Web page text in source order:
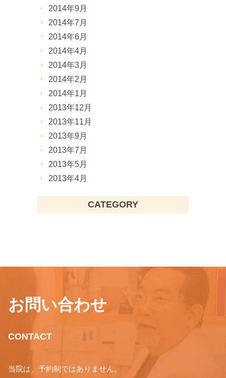
2014年9月
2014年7月
2014年6月
2014年4月
2014年3月
2014年2月
2014年1月
2013年12月
2013年11月
2013年9月
2013年7月
2013年5月
2013年4月
CATEGORY
お問い合わせ
CONTACT
当院は、予約制ではありません。